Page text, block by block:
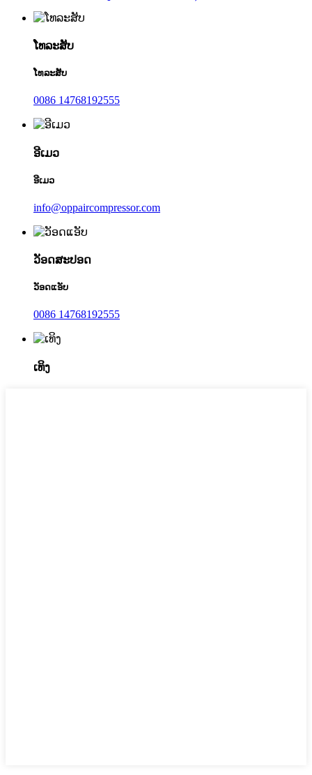
ໂທລະສັບ
ໂທລະສັບ
0086 14768192555
ອີເມວ
ອີເມວ
info@oppaircompressor.com
ວັອດສະປອດ
ວັອດແອັບ
0086 14768192555
ເທິງ